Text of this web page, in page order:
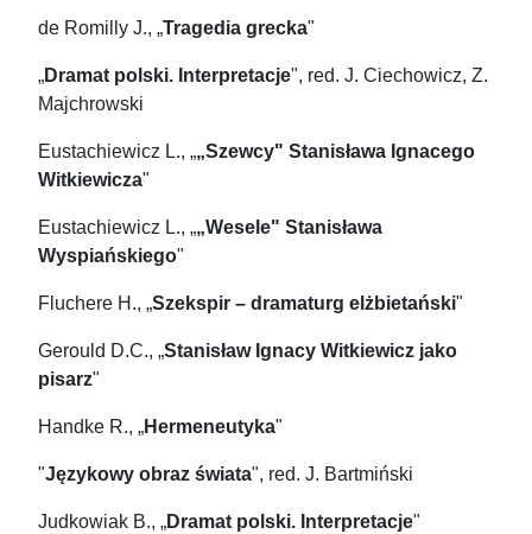
de Romilly J., „Tragedia grecka"
„Dramat polski. Interpretacje", red. J. Ciechowicz, Z.
Majchrowski
Eustachiewicz L., „„Szewcy" Stanisława Ignacego
Witkiewicza"
Eustachiewicz L., „„Wesele" Stanisława
Wyspiańskiego"
Fluchere H., „Szekspir – dramaturg elżbietański"
Gerould D.C., „Stanisław Ignacy Witkiewicz jako
pisarz"
Handke R., „Hermeneutyka"
"Językowy obraz świata", red. J. Bartmiński
Judkowiak B., „Dramat polski. Interpretacje"